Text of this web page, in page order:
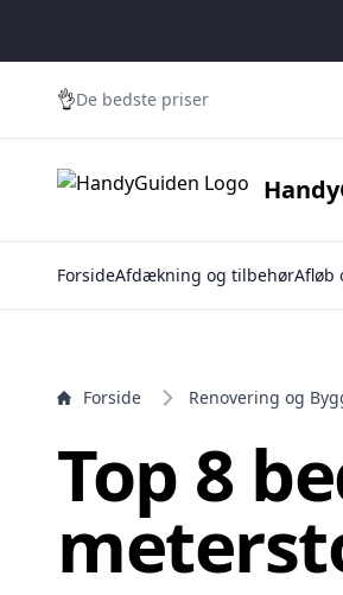
👌De bedste priser
ForsideAfdækning og tilbehørAfløb
Forside Renovering og
Top 8